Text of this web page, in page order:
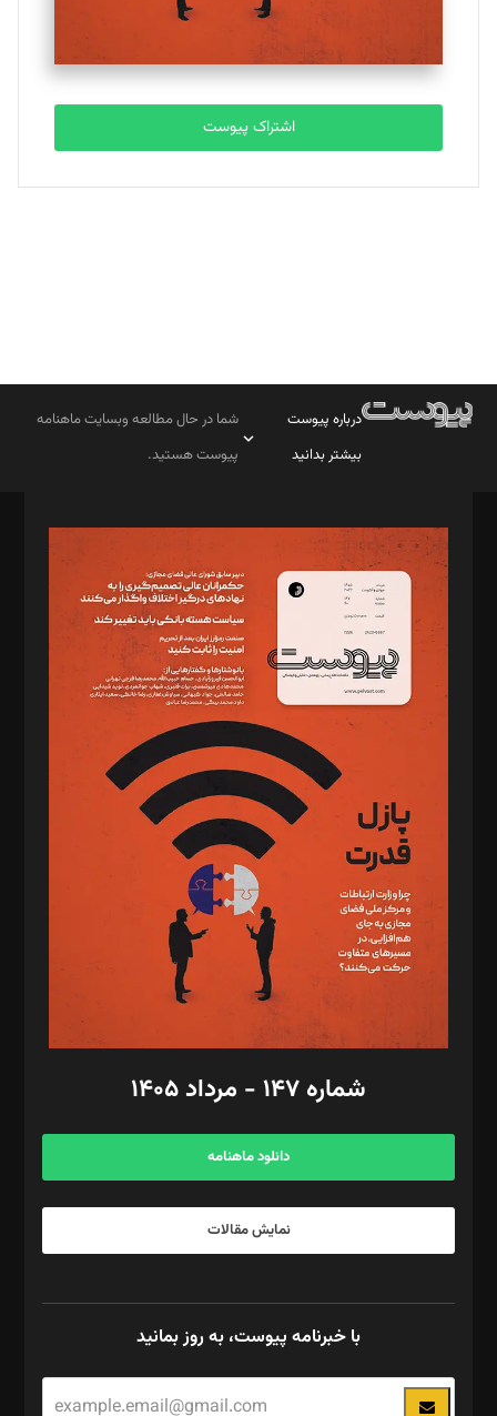
اشتراک پیوست
درباره پیوست
بیشتر بدانید
شما در حال مطالعه وبسایت ماهنامه
پیوست هستید.
مدیر مسئول: محمدباقر اثنی‌عشری
سردبیر: مهرک محمودی
دبیر تحریریه: میثم قاسمی
د‌بیر ناداستان: سمانه سمیع
د‌بیر خدمت و تجارت: ابوالفضل رجبی
د‌بیر حقوق فناوری: حسام‌الدین ایپکچی
د‌بیر پیوست جهان: مینا پاکدل
د‌بیر تحریریه آنلاین: بابک نقاش
تحریریه‌: مجتبی محمود‌ی، آرش برهمند، یسنا امان‌پور، سروش کرمیان،
مصطفی مسجدی آرانی، ابوالفضل رجبی، زهرا فکرانه، فائزه فتحی
رستمی،مصطفی باستان
ویرایش: نگار استاد‌‌آقا
طراح یونیفرم: مجید توکلی
فیلمبرداری و عکاسی: امیر شفیعی، مانی لطفی زاده
گرافیک و صفحه‌آرایی: سید‌سبحان‌علی ثابت
مد‌یر توسعه تجاری: کامبیز برید‌
امور مالی: شاپور رهبری، محمد‌ کاظمی‌نیا
آگهی و مشترکین: ۰۹۱۹۹۹۹۰۴۵۴
شماره ۱۴۷ - مرداد ۱۴۰۵
دانلود ماهنامه
نمایش مقالات
با خبرنامه پیوست، به روز بمانید